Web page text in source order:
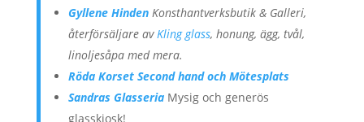
Gyllene Hinden Konsthantverksbutik & Galleri,
återförsäljare avKling glass, honung, ägg, tvål,
linoljesåpa med mera.
Röda Korset Second hand och Mötesplats
Sandras Glasseria Mysig och generös
glasskiosk!